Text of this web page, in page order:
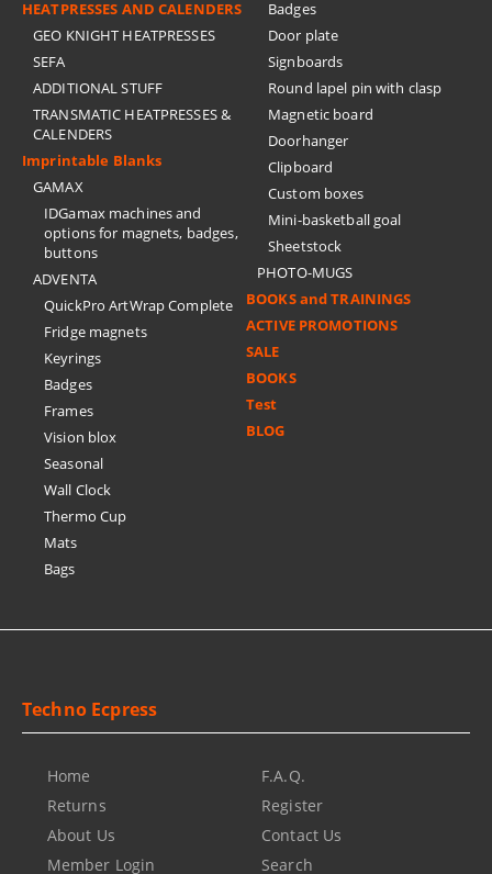
HEATPRESSES AND CALENDERS
GEO KNIGHT HEATPRESSES
SEFA
ADDITIONAL STUFF
TRANSMATIC HEATPRESSES &
CALENDERS
Imprintable Blanks
GAMAX
IDGamax machines and
options for magnets, badges,
buttons
ADVENTA
QuickPro ArtWrap Complete
Fridge magnets
Keyrings
Badges
Frames
Vision blox
Seasonal
Wall Clock
Thermo Cup
Mats
Bags
Badges
Door plate
Signboards
Round lapel pin with clasp
Magnetic board
Doorhanger
Clipboard
Custom boxes
Mini-basketball goal
Sheetstock
PHOTO-MUGS
BOOKS and TRAININGS
ACTIVE PROMOTIONS
SALE
BOOKS
Test
BLOG
Techno Ecpress
Home
Returns
About Us
Member Login
F.A.Q.
Register
Contact Us
Search